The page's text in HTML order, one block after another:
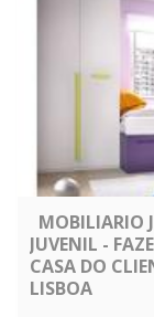
MOBILIARIO
JUVENIL -
CASA DO
LISBOA